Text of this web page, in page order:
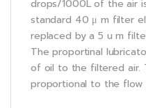
drops/1000L of the air
standard 40 μ m filter
replaced by a 5 u m
The proportinal
of oil to the filtered air.
proportional to the flow